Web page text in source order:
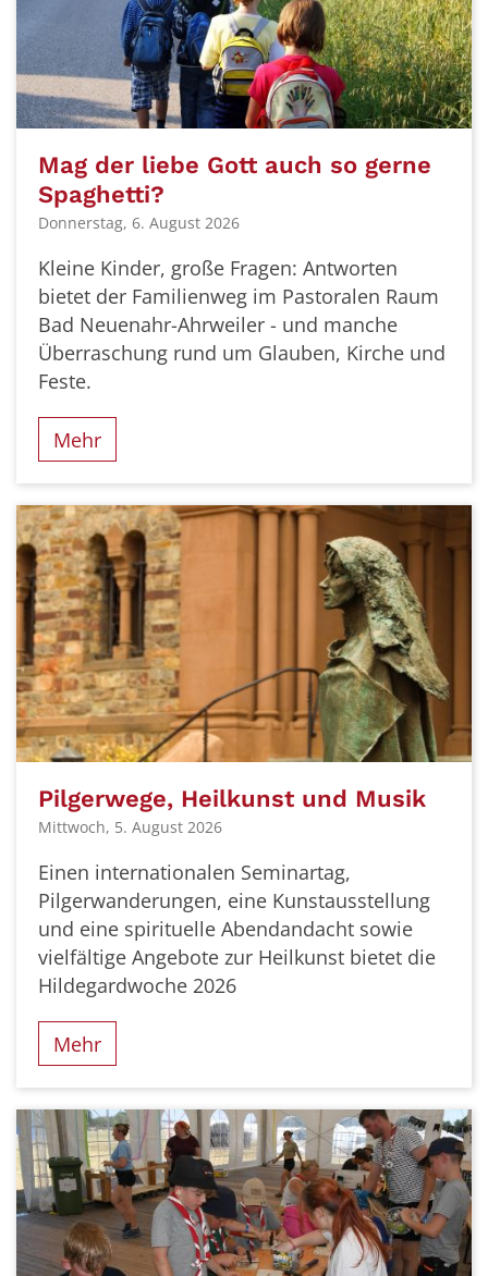
Mag der liebe Gott auch so gerne
Spaghetti?
Donnerstag, 6. August 2026
Kleine Kinder, große Fragen: Antworten
bietet der Familienweg im Pastoralen Raum
Bad Neuenahr-Ahrweiler - und manche
Überraschung rund um Glauben, Kirche und
Feste.
Mehr
Pilgerwege, Heilkunst und Musik
Mittwoch, 5. August 2026
Einen internationalen Seminartag,
Pilgerwanderungen, eine Kunstausstellung
und eine spirituelle Abendandacht sowie
vielfältige Angebote zur Heilkunst bietet die
Hildegardwoche 2026
Mehr